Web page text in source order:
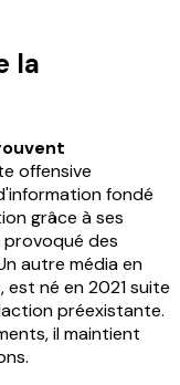
la
offensive
fondé
grâce à ses
des
autre média en
est né en 2021 suite
préexistante.
il maintient